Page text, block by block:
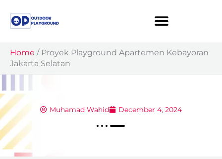
content
Home / Proyek Playground Apartemen Kebayoran
Jakarta Selatan
Muhamad Wahid December 4, 2024